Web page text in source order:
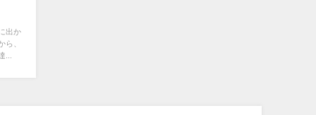
出か
ら、
...